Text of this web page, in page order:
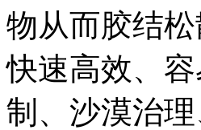
物从而胶结
快速高效、
制、沙漠治